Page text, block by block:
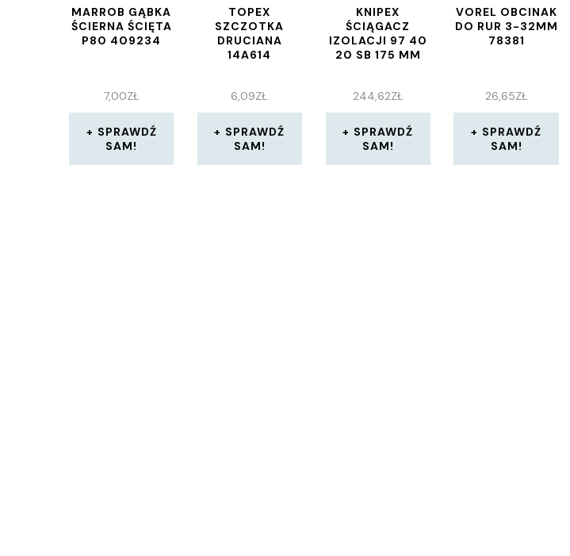
MARROB GĄBKA
ŚCIERNA ŚCIĘTA
P80 409234
7,00ZŁ
SPRAWDŹ
SAM!
TOPEX
SZCZOTKA
DRUCIANA
14A614
6,09ZŁ
SPRAWDŹ
SAM!
KNIPEX
ŚCIĄGACZ
IZOLACJI 97 40
20 SB 175 MM
244,62ZŁ
SPRAWDŹ
SAM!
VOREL OBCINAK
DO RUR 3-32MM
78381
26,65ZŁ
SPRAWDŹ
SAM!